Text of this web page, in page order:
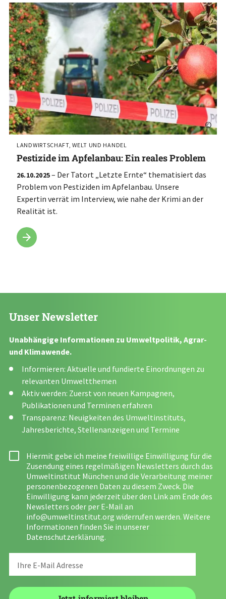
©
Pestizide im Apfelanbau: Ein reales Problem
LANDWIRTSCHAFT, WELT UND HANDEL
26.10.2025– Der Tatort „Letzte Ernte“ thematisiert das
Problem von Pestiziden im Apfelanbau. Unsere
Expertin verrät im Interview, wie nahe der Krimi an der
Realität ist.
Unser Newsletter
Unabhängige Informationen zu Umweltpolitik, Agrar-
und Klimawende.
Informieren: Aktuelle und fundierte Einordnungen zu
relevanten Umweltthemen
Aktiv werden: Zuerst von neuen Kampagnen,
Publikationen und Terminen erfahren
Transparenz: Neuigkeiten des Umweltinstituts,
Jahresberichte, Stellenanzeigen und Termine
Hiermit gebe ich meine freiwillige Einwilligung für die
Zusendung eines regelmäßigen Newsletters durch das
Umweltinstitut München und die Verarbeitung meiner
personenbezogenen Daten zu diesem Zweck. Die
Einwilligung kann jederzeit über den Link am Ende des
Newsletters oder per E-Mail an
info@umweltinstitut.org widerrufen werden. Weitere
Informationen finden Sie in unserer
Datenschutzerklärung.